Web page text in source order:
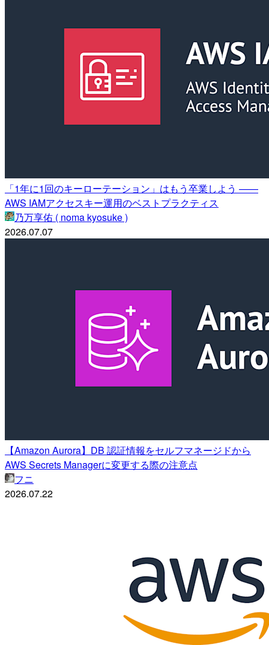
「1年に1回のキーローテーション」はもう卒業しよう ——
AWS IAMアクセスキー運用のベストプラクティス
乃万享佑 ( noma kyosuke )
2026.07.07
【Amazon Aurora】DB 認証情報をセルフマネージドから
AWS Secrets Managerに変更する際の注意点
フニ
2026.07.22